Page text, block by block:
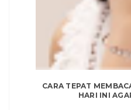
CARA TEPAT
HARI INI